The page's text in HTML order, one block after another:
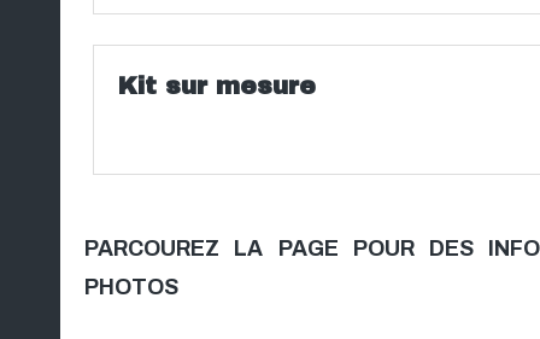
Kit sur mesure
PARCOUREZ LA PAGE POUR DES
PHOTOS